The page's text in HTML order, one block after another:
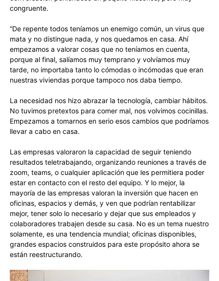
congruente.
“De repente todos teníamos un enemigo común, un virus que
mata y no distingue nada, y nos quedamos en casa. Ahí
empezamos a valorar cosas que no teníamos en cuenta,
porque al final, salíamos muy temprano y volvíamos muy
tarde, no importaba tanto lo cómodas o incómodas que eran
nuestras viviendas porque tampoco nos daba tiempo.
La necesidad nos hizo abrazar la tecnología, cambiar hábitos.
No tuvimos pretextos para comer mal, nos volvimos cocinillas.
Empezamos a tomarnos en serio esos cambios que podríamos
llevar a cabo en casa.
Las empresas valoraron la capacidad de seguir teniendo
resultados teletrabajando, organizando reuniones a través de
zoom, teams, o cualquier aplicación que les permitiera poder
estar en contacto con el resto del equipo. Y lo mejor, la
mayoría de las empresas valoran la inversión que hacen en
oficinas, espacios y demás, y ven que podrían rentabilizar
mejor, tener solo lo necesario y dejar que sus empleados y
colaboradores trabajen desde su casa. No es un tema nuestro
solamente, es una tendencia mundial; oficinas disponibles,
grandes espacios construidos para este propósito ahora se
están reestructurando.